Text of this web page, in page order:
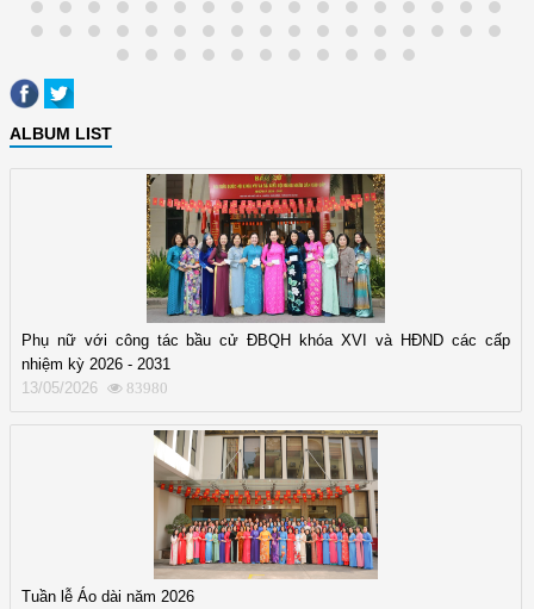
ALBUM LIST
Phụ nữ với công tác bầu cử ĐBQH khóa XVI và HĐND các cấp
nhiệm kỳ 2026 - 2031
13/05/2026
83980
Tuần lễ Áo dài năm 2026